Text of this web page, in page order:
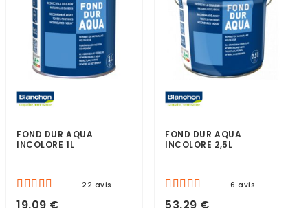
FOND DUR AQUA
INCOLORE 1L
22 avis
19,09 €
FOND DUR AQUA
INCOLORE 2,5L
6 avis
53,29 €